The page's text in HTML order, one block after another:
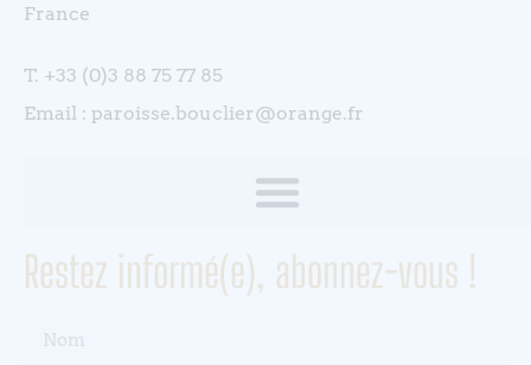
France
T. +33 (0)3 88 75 77 85
Email : paroisse.bouclier@orange.fr
Restez informé(e), abonnez-vous !